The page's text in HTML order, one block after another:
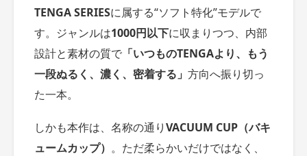
TENGA SERIESに属する“ソフト特化”モデルで
す。ジャンルは1000円以下に収まりつつ、内部
設計と素材の質で 「いつものTENGAより、もう
一段ぬるく、濃く、密着する」 方向へ振り切っ
た一本。
しかも本作は、名称の通りVACUUM CUP（バキ
ュームカップ） 。ただ柔らかいだけではなく、